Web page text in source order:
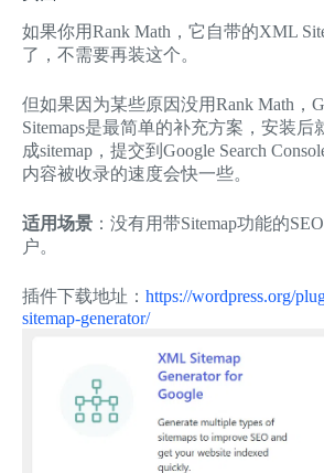
如果你用Rank Math，它自带的XML
了，不需要再装这个。
但如果因为某些原因没用Rank Math，
Sitemaps是最简单的补充方案，安装后
成sitemap，提交到Google Search
内容被收录的速度会快一些。
适用场景 ：没有用带Sitemap功能的
户。
插件下载地址： https://wordpress.org/
sitemap-generator/